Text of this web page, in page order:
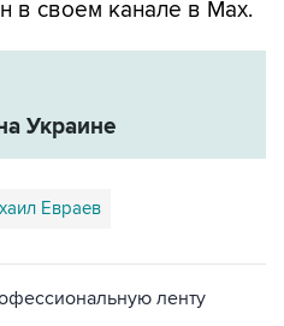
в своем канале в Мах.
Украине
Евраев
ленту